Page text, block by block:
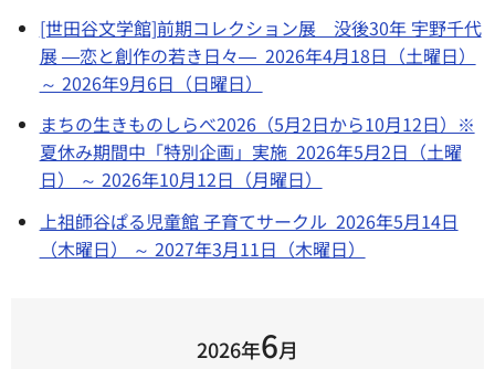
[世田谷文学館]前期コレクション展 没後30年 宇野千代
展 ―恋と創作の若き日々― 2026年4月18日（土曜日）
～ 2026年9月6日（日曜日）
まちの生きものしらべ2026（5月2日から10月12日）※
夏休み期間中「特別企画」実施 2026年5月2日（土曜
日） ～ 2026年10月12日（月曜日）
上祖師谷ぱる児童館 子育てサークル 2026年5月14日
（木曜日） ～ 2027年3月11日（木曜日）
2026年6月